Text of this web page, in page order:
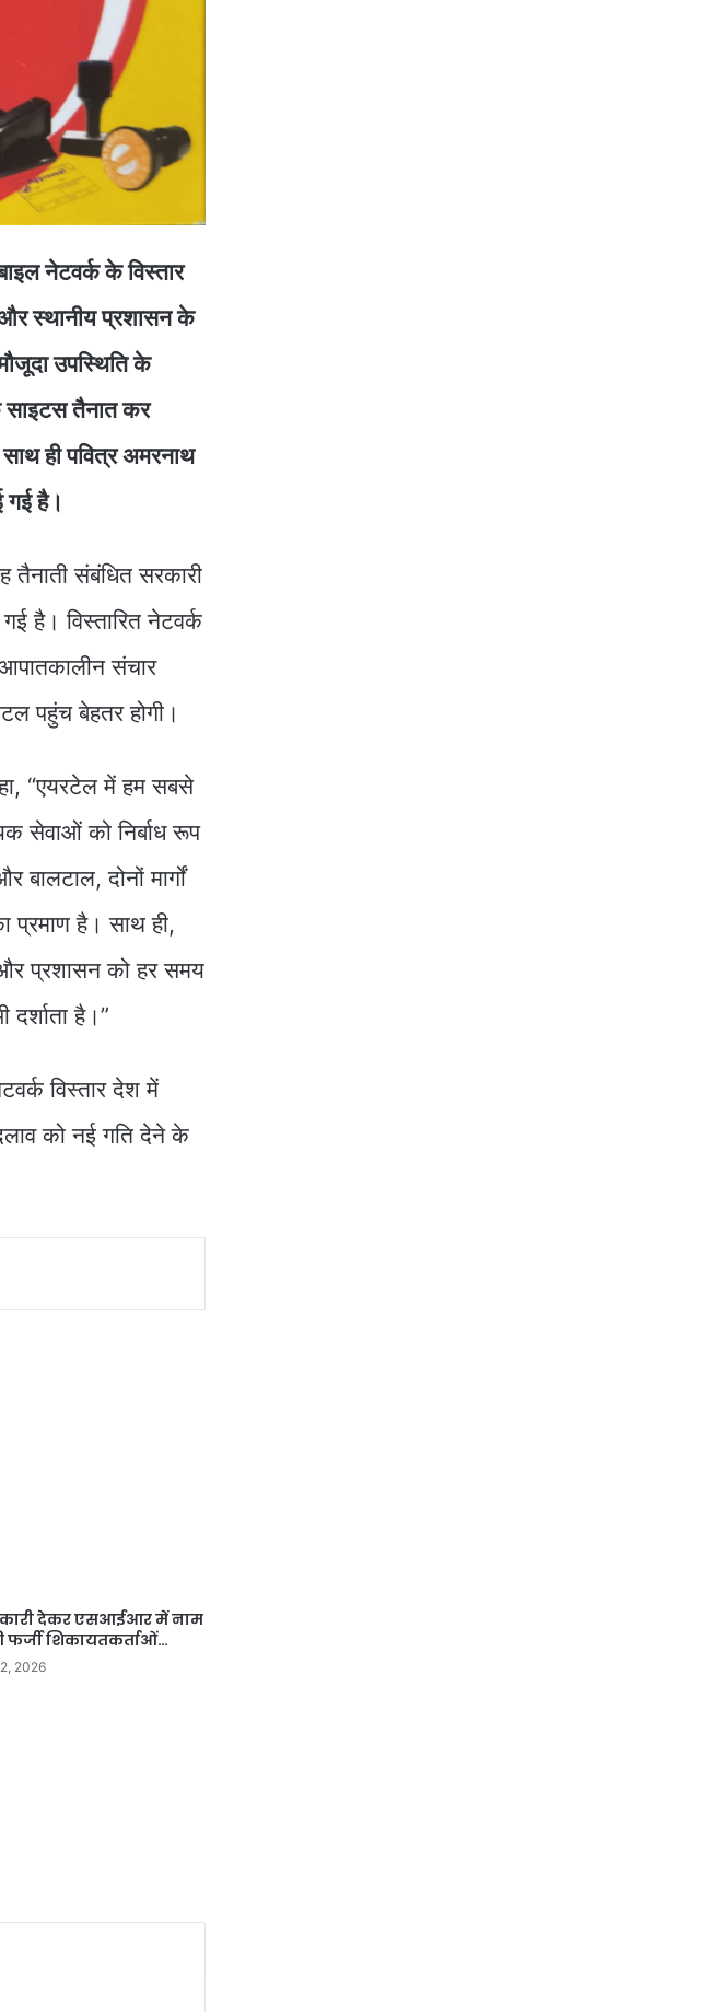
नेटवर्क के विस्तार
और स्थानीय प्रशासन के
उपस्थिति के
साइटस तैनात कर
ही पवित्र अमरनाथ
गई है।
तैनाती संबंधित सरकारी
है। विस्तारित नेटवर्क
संचार
पहुंच बेहतर होगी।
“एयरटेल में हम सबसे
सेवाओं को निर्बाध रूप
दोनों मार्गों
प्रमाण है। साथ ही,
और प्रशासन को हर समय
दर्शाता है।”
विस्तार देश में
को नई गति देने के
देकर एसआईआर में नाम
शिकायतकर्ताओं…
2026